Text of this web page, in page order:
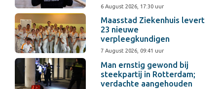
6 August 2026, 17:30 uur
Maasstad Ziekenhuis levert
23 nieuwe
verpleegkundigen
7 August 2026, 09:41 uur
Man ernstig gewond bij
steekpartij in Rotterdam;
verdachte aangehouden